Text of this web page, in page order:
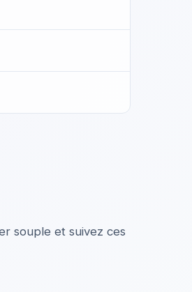
souple et suivez ces